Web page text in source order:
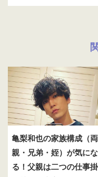
亀梨和也の家族構成（両
親・兄弟・姪）が気にな
る！父親は二つの仕事掛